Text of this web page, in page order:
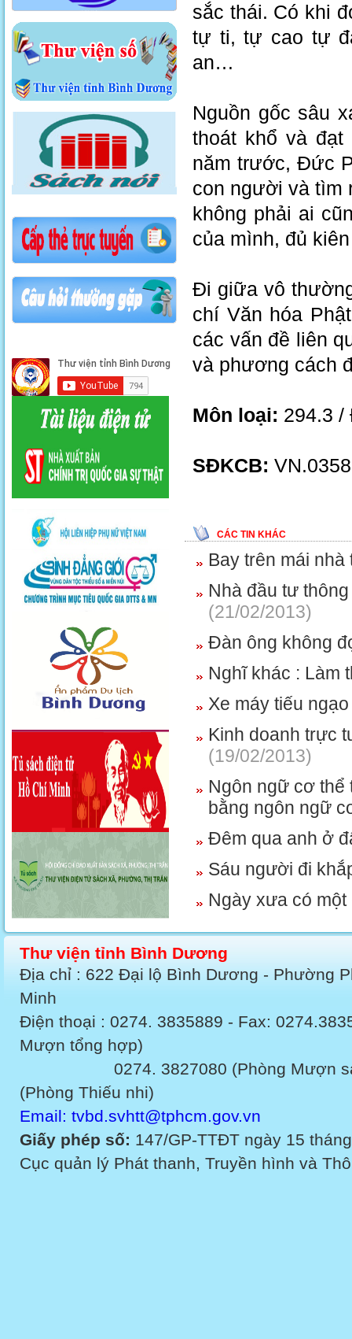
sắc thái. Có khi
tự ti, tự cao tự
an…
Nguồn gốc sâu
thoát khổ và
năm trước, Đức
con người và tìm
không phải ai
của mình, đủ
Đi giữa vô
chí Văn hóa
các vấn đề liên
và phương cách
Môn loại: 294.3 /
SĐKCB:
CÁC TIN KHÁC
Bay trên mái
Nhà đầu tư
(21/02/2013)
Đàn ông không
Nghĩ khác : Làm
Xe máy tiếu
Kinh doanh trực
(19/02/2013)
Ngôn ngữ cơ thể
bằng ngôn ngữ
Đêm qua anh ở
Sáu người đi
Ngày xưa có
Thư viện tỉnh Bình Dương
Địa chỉ : 622 Đại lộ Bình Dương - Phường
Minh
Điện thoại : 0274. 3835889 - Fax:
Mượn tổng hợp)
0274. 3827080 (Phòng Mượn sách
(Phòng Thiếu nhi)
Email: tvbd.svhtt@tphcm.gov.vn
Giấy phép số: 147/GP-TTĐT ngày 15
Cục quản lý Phát thanh, Truyền hình và